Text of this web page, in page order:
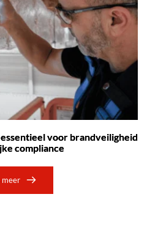
voor brandveiligheid
compliance
meer